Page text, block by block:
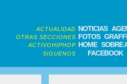
ACTUALIDAD NOTICIAS
OTRAS SECCIONES FOTOS
ACTIVOHIPHOP HOME SOBRE
SIGUENOS FACEBOOK